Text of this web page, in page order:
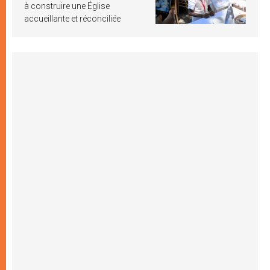
à construire une Église
accueillante et réconciliée